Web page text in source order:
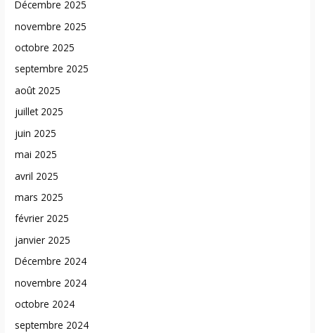
Décembre 2025
novembre 2025
octobre 2025
septembre 2025
août 2025
juillet 2025
juin 2025
mai 2025
avril 2025
mars 2025
février 2025
janvier 2025
Décembre 2024
novembre 2024
octobre 2024
septembre 2024